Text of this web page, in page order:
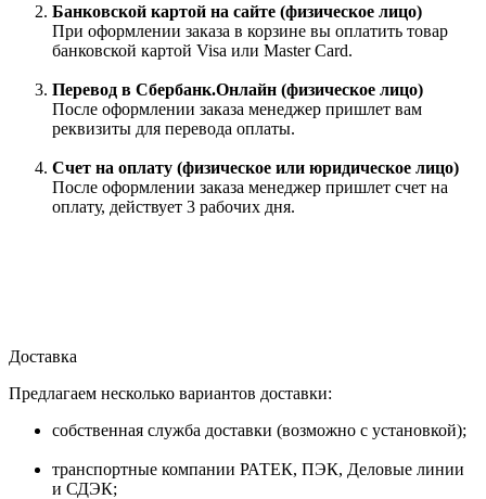
Банковской картой на сайте (физическое лицо)
При оформлении заказа в корзине вы оплатить товар
банковской картой Visa или Master Card.
Перевод в Сбербанк.Онлайн (физическое лицо)
После оформлении заказа менеджер пришлет вам
реквизиты для перевода оплаты.
Счет на оплату (физическое или юридическое лицо)
После оформлении заказа менеджер пришлет счет на
оплату, действует 3 рабочих дня.
Доставка
Предлагаем несколько вариантов доставки:
собственная служба доставки (возможно с установкой);
транспортные компании РАТЕК, ПЭК, Деловые линии
и СДЭК;